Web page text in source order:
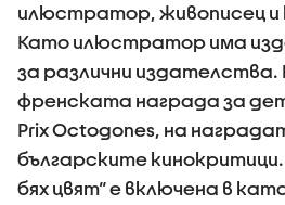
илюстратор, живописец и
Като илюстратор има
за различни издателства.
френската награда за
Prix Octogones, на
българските
бях цвят“ е включена в